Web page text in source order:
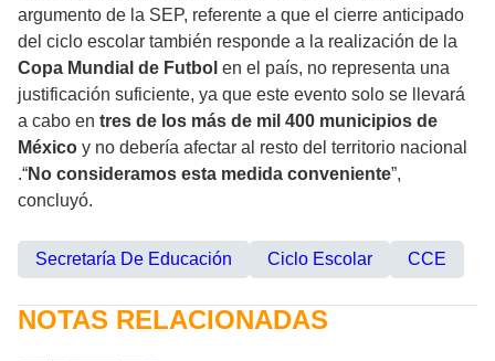
argumento de la SEP, referente a que el cierre anticipado
del ciclo escolar también responde a la realización de la
Copa Mundial de Futbol en el país, no representa una
justificación suficiente, ya que este evento solo se llevará
a cabo en tres de los más de mil 400 municipios de
México y no debería afectar al resto del territorio nacional
.“No consideramos esta medida conveniente”,
concluyó.
Secretaría De Educación Ciclo Escolar CCE
NOTAS RELACIONADAS